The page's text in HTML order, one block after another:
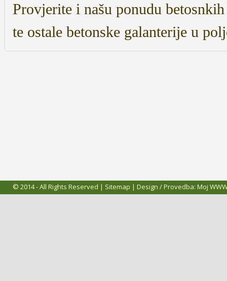
Provjerite i našu ponudu betosnkih
te ostale betonske galanterije u
© 2014 - All Rights Reserved | Sitemap | Design / Provedba: Moj